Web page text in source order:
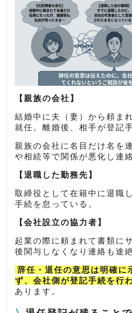
【親族の会社】
結婚中に夫（妻）から頼ま
就任。離婚後、相手が登記
親族の会社に名目だけ名を
や相続等で関係が悪化し連
【退職した勤務先】
取締役として在籍中に退職
手続を怠っている。
【会社設立の協力者】
起業の際に頼まれて書類に
後関与しなくなり連絡も途
辞任・退任の意思は明確に
ず、会社側が登記手続を行
あります。